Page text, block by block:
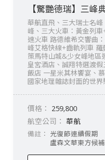
【驚艷德瑞】三峰
華航直飛、三大瑞士名
峰、三大火車：黃金列
速火車 路德維希交響曲
峰艾格快線+齒軌列車 羅
策馬特山城&少女峰地區
皇宮酒店、誠翔特選渡
飯店 一星米其林饗宴、
國家地理雜誌封面的世
259,800
華航
光復節連續假期
盧森文華東方候補